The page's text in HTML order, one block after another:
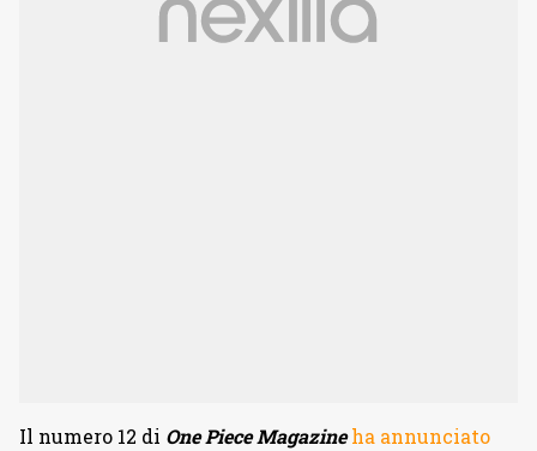
Il numero 12 di One Piece Magazine ha annunciato